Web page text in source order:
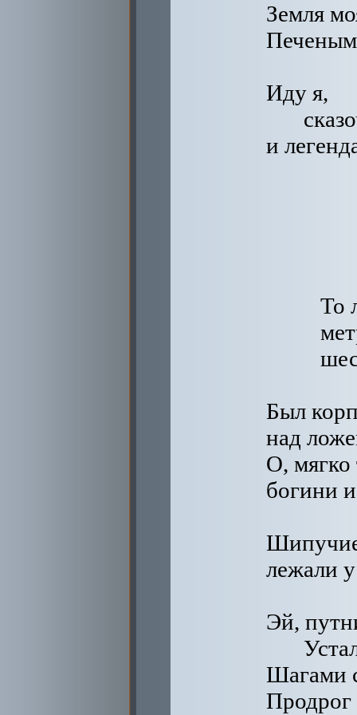
Земля
Печеным
Иду я,
и
То
Был
над
О, мягко
богини
лежали
Эй,
Шагами
Продрог